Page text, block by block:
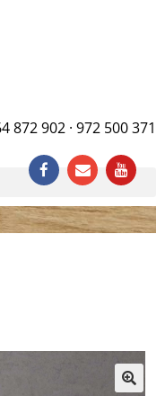
872 902 · 972 500 371